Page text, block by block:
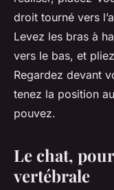
droit tourné vers
Levez les bras à
vers le bas, et
Regardez devant
tenez la position
pouvez.
Le chat,
vertébrale